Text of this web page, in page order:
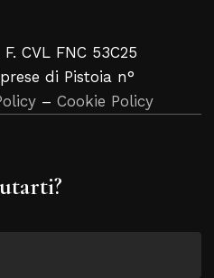
CVL FNC 53C25
di Pistoia n°
– Cookie Policy